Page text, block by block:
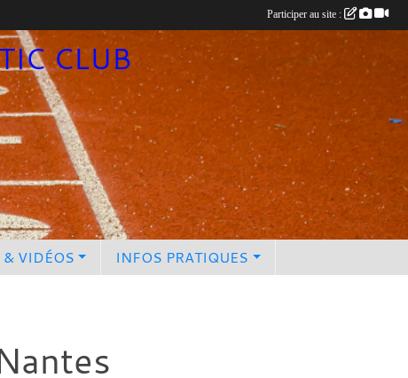
CLUB
& VIDÉOS INFOS PRATIQUES
Participer au site :